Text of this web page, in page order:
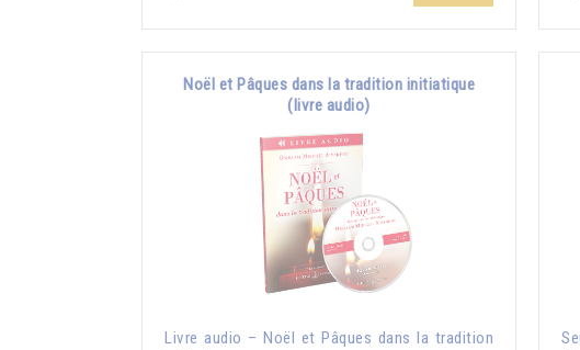
Noël et Pâques dans la tradition initiatique
(livre audio)
Livre audio – Noël et Pâques dans la tradition